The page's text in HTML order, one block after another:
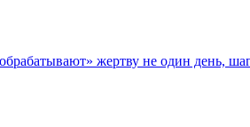
жертву не один день,